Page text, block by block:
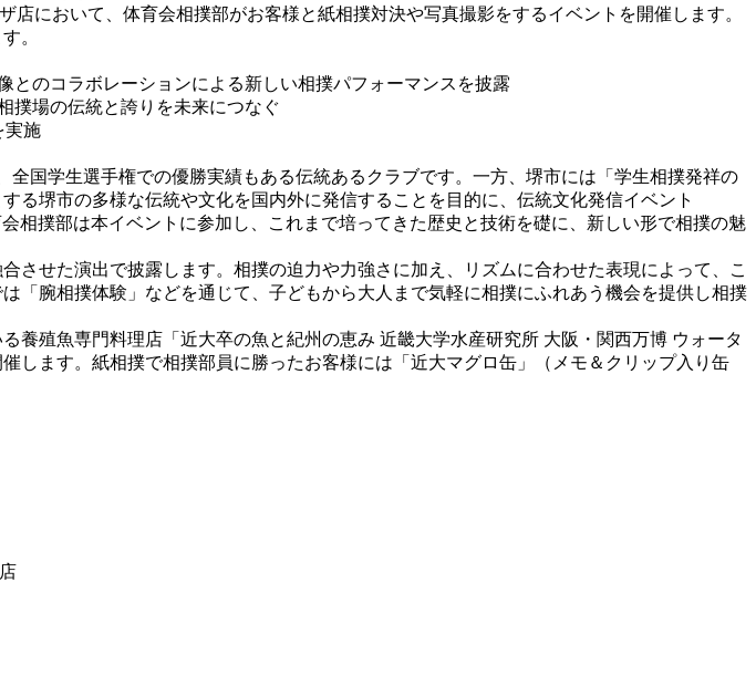
において、体育会相撲部がお客様と紙相撲対決や写真撮影をするイベントを開催します。
。
のコラボレーションによる新しい相撲パフォーマンスを披露
撲場の伝統と誇りを未来につなぐ
実施
国学生選手権での優勝実績もある伝統あるクラブです。一方、堺市には「学生相撲発祥の
堺市の多様な伝統や文化を国内外に発信することを目的に、伝統文化発信イベント
相撲部は本イベントに参加し、これまで培ってきた歴史と技術を礎に、新しい形で相撲の魅
せた演出で披露します。相撲の迫力や力強さに加え、リズムに合わせた表現によって、こ
「腕相撲体験」などを通じて、子どもから大人まで気軽に相撲にふれあう機会を提供し相撲
殖魚専門料理店「近大卒の魚と紀州の恵み 近畿大学水産研究所 大阪・関西万博 ウォータ
します。紙相撲で相撲部員に勝ったお客様には「近大マグロ缶」（メモ＆クリップ入り缶